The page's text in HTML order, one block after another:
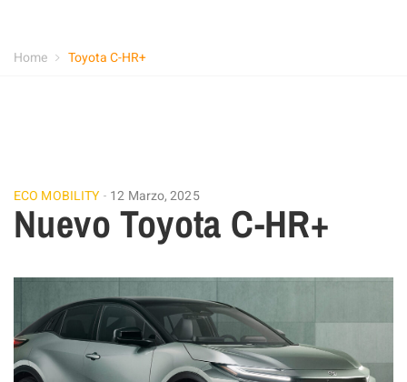
Home Toyota C-HR+
ECO MOBILITY 12 Marzo, 2025
Nuevo Toyota C-HR+